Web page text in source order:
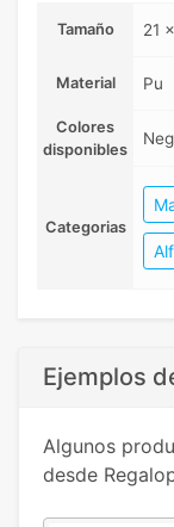
Tamaño 21
Material Pu
Colores
disponibles
Categorias
Ejemplos
Algunos
desde